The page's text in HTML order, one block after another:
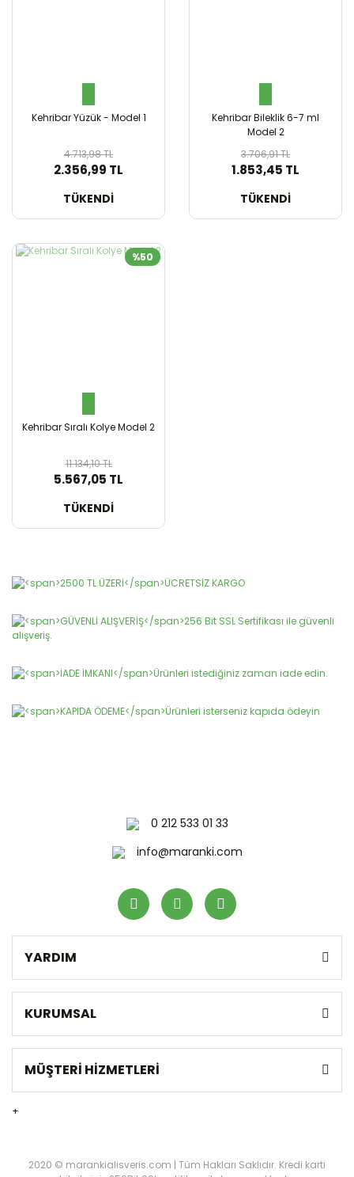
Kehribar Yüzük - Model 1
4.713,98 TL
2.356,99 TL
TÜKENDİ
SEPETE EKLE
Kehribar Bileklik 6-7 ml
Model 2
3.706,91 TL
1.853,45 TL
TÜKENDİ
SEPETE EKLE
%50
Kehribar Sıralı Kolye Model 2
11.134,10 TL
5.567,05 TL
TÜKENDİ
SEPETE EKLE
0 212 533 01 33
info@maranki.com
YARDIM
KURUMSAL
MÜŞTERİ HİZMETLERİ
+
2020 © marankialisveris.com | Tüm Hakları Saklıdır. Kredi kartı